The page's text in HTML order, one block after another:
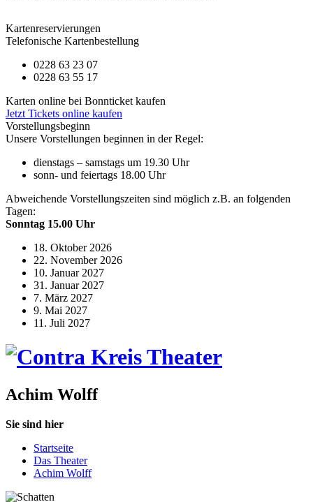
Kartenreservierungen
Telefonische Kartenbestellung
0228 63 23 07
0228 63 55 17
Karten online bei Bonnticket kaufen
Jetzt Tickets online kaufen
Vorstellungsbeginn
Unsere Vorstellungen beginnen in der Regel:
dienstags – samstags um 19.30 Uhr
sonn- und feiertags 18.00 Uhr
Abweichende Vorstellungszeiten sind möglich z.B. an folgenden
Tagen:
Sonntag 15.00 Uhr
18. Oktober 2026
22. November 2026
10. Januar 2027
31. Januar 2027
7. März 2027
9. Mai 2027
11. Juli 2027
Achim Wolff
Sie sind hier
Startseite
Das Theater
Achim Wolff